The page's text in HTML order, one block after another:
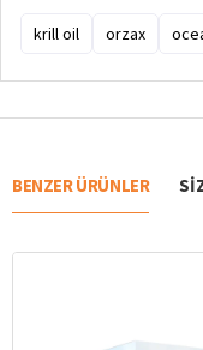
krill oil orzax
BENZER ÜRÜNLER